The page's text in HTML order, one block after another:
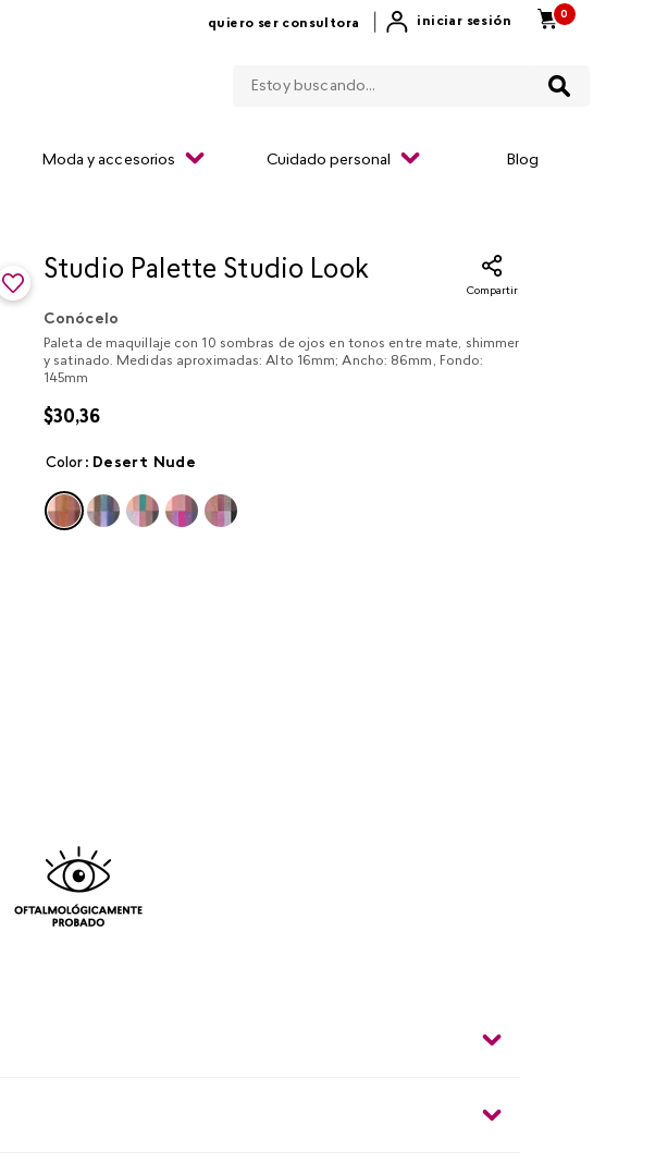
quiero ser consultora iniciar sesión
0
Moda y accesorios Cuidado personal Blog
Studio Palette Studio Look
Compartir
Conócelo
Paleta de maquillaje con 10 sombras de ojos en tonos entre mate, shimmer
y satinado. Medidas aproximadas: Alto 16mm; Ancho: 86mm, Fondo:
145mm
$30,36
Color : desert nude